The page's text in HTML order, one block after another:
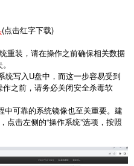
(点击红字下载)
重装，请在操作之前确保相关数据
统写入 U盘中，而这一步容易受到
之前，请务必关闭安全杀毒软
中可靠的系统镜像也至关重要。建
点击左侧的“操作系统”选项，按照